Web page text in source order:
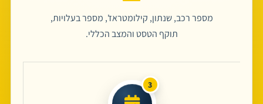
מספר רכב, שנתון, קילומטראז', מספר בעלויות,
תוקף הטסט והמצב הכללי.